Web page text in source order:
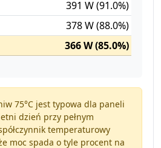
391 W (91.0%)
378 W (88.0%)
366 W (85.0%)
75°C jest typowa dla paneli
dzień przy pełnym
temperaturowy
moc spada o tyle procent na